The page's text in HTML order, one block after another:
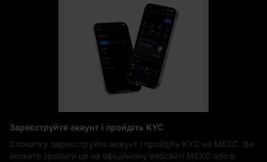
Зареєструйте акаунт і пройдіть KYC
Спочатку зареєструйте акаунт і пройдіть KYC на MEXC. Ви
можете зробити це на офіційному вебсайті MEXC або в